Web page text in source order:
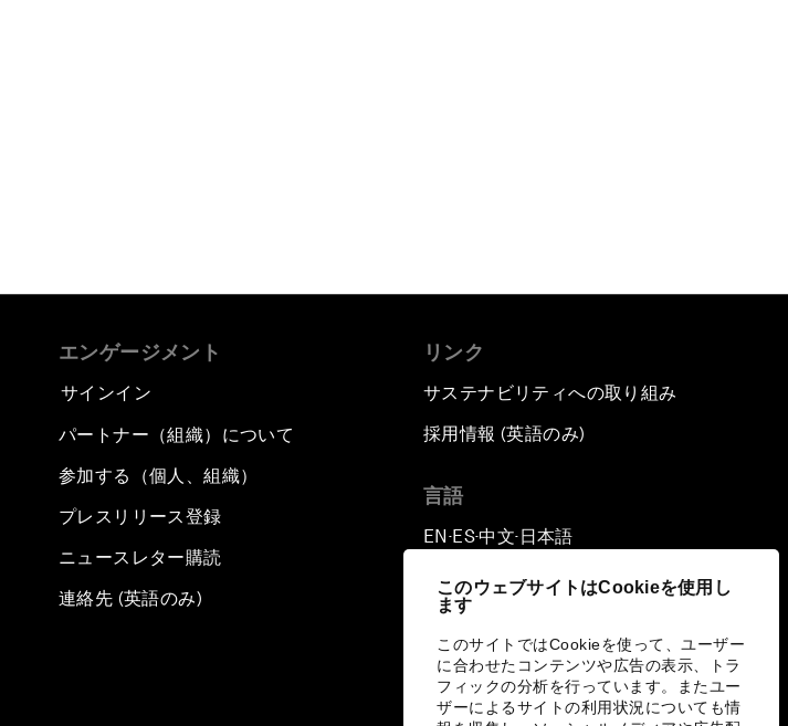
このウェブサイトはCookieを使用し
ます
このサイトではCookieを使って、ユーザー
に合わせたコンテンツや広告の表示、トラ
フィックの分析を行っています。またユー
ザーによるサイトの利用状況についても情
エンゲージメント
サインイン
パートナー（組織）について
参加する（個人、組織）
プレスリリース登録
ニュースレター購読
連絡先 (英語のみ)
リンク
サステナビリティへの取り組み
採用情報 (英語のみ)
言語
EN ▪ ES▪中文▪ 日本語